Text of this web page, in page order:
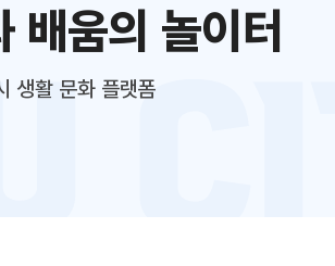
배움의 놀이터
생활 문화 플랫폼